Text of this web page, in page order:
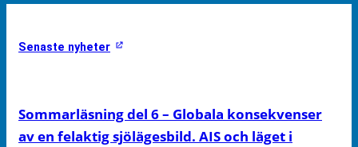
Senaste nyheter
Sommarläsning del 6 – Globala konsekvenser
av en felaktig sjölägesbild. AIS och läget i